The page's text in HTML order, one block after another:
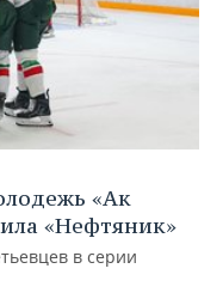
«Ак
«Нефтяник»
в серии